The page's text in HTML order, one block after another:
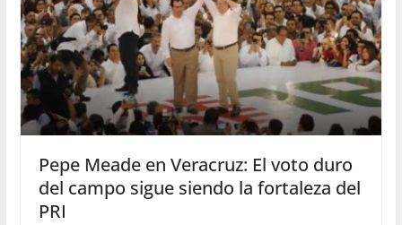
Pepe Meade en Veracruz: El voto duro
del campo sigue siendo la fortaleza del
PRI